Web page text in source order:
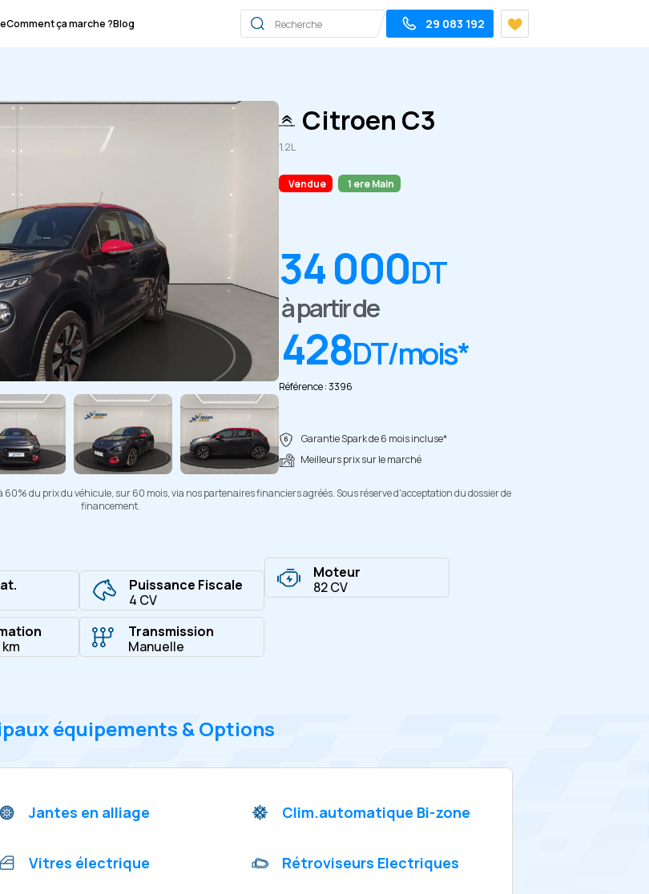
Comment ça marche ?Blog 29 083 192
Citroen C3
1.2L
Vendue 1 ere Main
34 000DT
à partir de
428DT/mois*
Référence : 3396
Garantie Spark de 6 mois incluse*
Meilleurs prix sur le marché
du prix du véhicule, sur 60 mois, via nos partenaires financiers agréés. Sous réserve d'acceptation du dossier de
financement.
Puissance Fiscale
4 CV
Moteur
82 CV
km
Transmission
Manuelle
équipements & Options
Jantes en alliage Clim.automatique Bi-zone
Vitres électrique Rétroviseurs Electriques